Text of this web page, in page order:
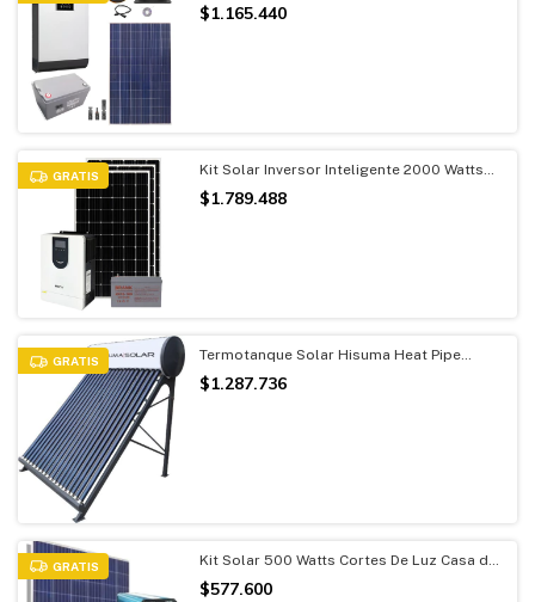
$1.165.440
GRATIS
Kit Solar Inversor Inteligente 2000 Watts
$1.789.488
GRATIS
Termotanque Solar Hisuma Heat Pipe
Magnesio
$1.287.736
GRATIS
Kit Solar 500 Watts Cortes De Luz Casa de
$577.600